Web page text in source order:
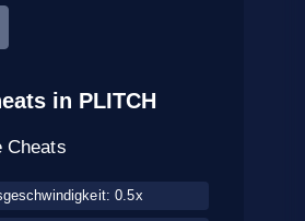
in PLITCH
Cheats
0.5x